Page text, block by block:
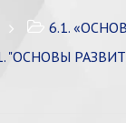
6.1.
"ОСНОВЫ